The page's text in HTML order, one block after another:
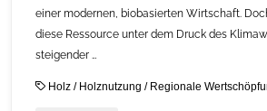
einer modernen, biobasierten Wirtschaft.
diese Ressource unter dem Druck des
steigender …
Holz / Holznutzung / Regionale